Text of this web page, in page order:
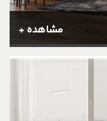
مشاهده +